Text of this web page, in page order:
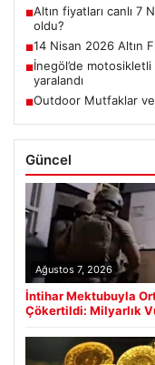
■Altın fiyatları canlı 7
oldu?
■14 Nisan 2026 Altın
■İnegöl’de motosikletli
yaralandı
■Outdoor Mutfaklar ve
Güncel
Ağustos 7, 2026
İntihar Mektubuyla
Çökertildi: Milyarlık